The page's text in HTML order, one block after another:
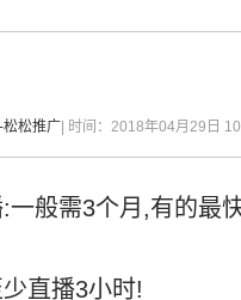
松松推广 | 时间：2018年04月29日
般需3个月,有的最
直播3小时!